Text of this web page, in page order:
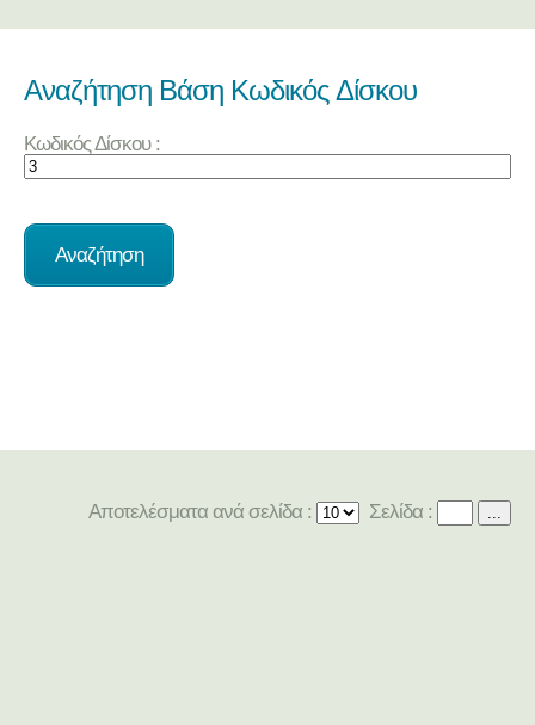
Αναζήτηση Βάση Κωδικός Δίσκου
Κωδικός Δίσκου :
Αποτελέσματα ανά σελίδα : Σελίδα : ...